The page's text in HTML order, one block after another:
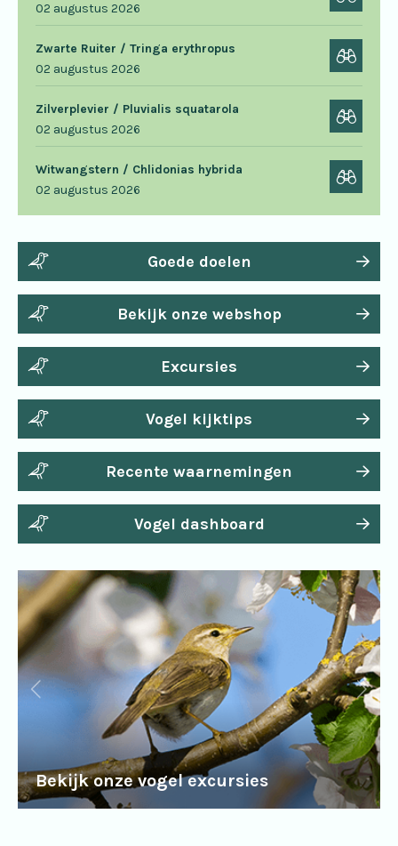
02 augustus 2026
Zwarte Ruiter / Tringa erythropus
02 augustus 2026
Zilverplevier / Pluvialis squatarola
02 augustus 2026
Witwangstern / Chlidonias hybrida
02 augustus 2026
Goede doelen
Bekijk onze webshop
Excursies
Vogel kijktips
Recente waarnemingen
Vogel dashboard
Bekijk onze vogel excursies